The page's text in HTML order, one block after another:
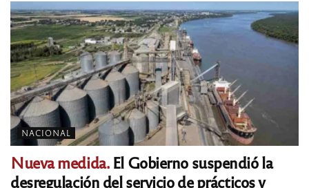
NACIONAL
Nueva medida.El Gobierno suspendió la
desregulación del servicio de prácticos y